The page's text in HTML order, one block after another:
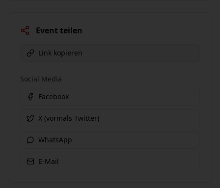
Event teilen
Link kopieren
Social Media
Facebook
X (vormals Twitter)
WhatsApp
E-Mail